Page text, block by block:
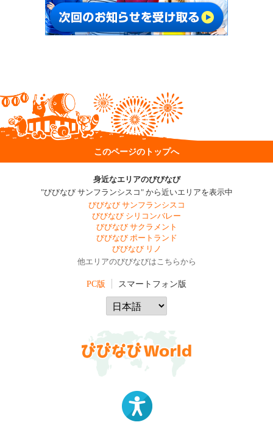
このページのトップへ
身近なエリアのびびなび
"びびなび サンフランシスコ" から近いエリアを表示中
びびなび サンフランシスコ
びびなび シリコンバレー
びびなび サクラメント
びびなび ポートランド
びびなび リノ
他エリアのびびなびはこちらから
PC版 スマートフォン版